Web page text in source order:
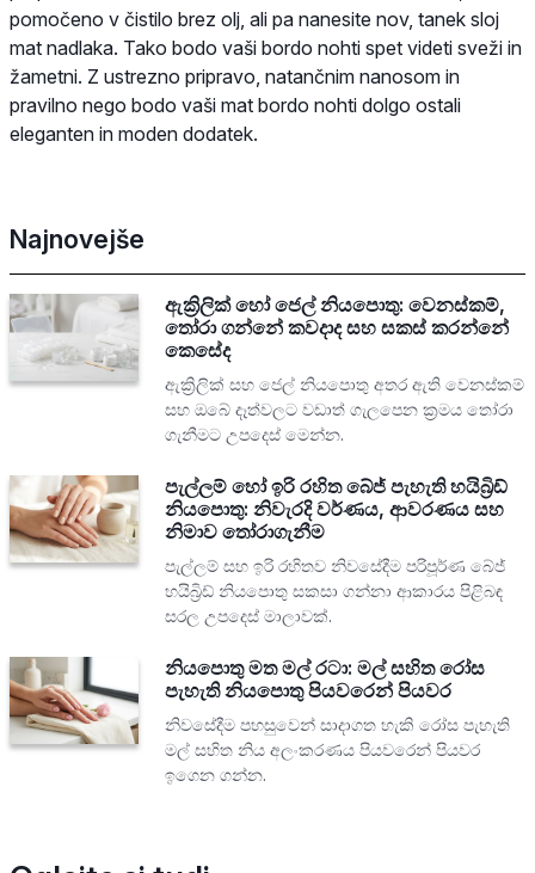
pomočeno v čistilo brez olj, ali pa nanesite nov, tanek sloj
mat nadlaka. Tako bodo vaši bordo nohti spet videti sveži in
žametni. Z ustrezno pripravo, natančnim nanosom in
pravilno nego bodo vaši mat bordo nohti dolgo ostali
eleganten in moden dodatek.
Najnovejše
ඇක්‍රිලික් හෝ ජෙල් නියපොතු: වෙනස්කම්,
තෝරා ගන්නේ කවදාද සහ සකස් කරන්නේ
කෙසේද
ඇක්‍රිලික් සහ ජෙල් නියපොතු අතර ඇති වෙනස්කම්
සහ ඔබේ දෑත්වලට වඩාත් ගැලපෙන ක්‍රමය තෝරා
ගැනීමට උපදෙස් මෙන්න.
පැල්ලම් හෝ ඉරි රහිත බේජ් පැහැති හයිබ්‍රිඩ්
නියපොතු: නිවැරදි වර්ණය, ආවරණය සහ
නිමාව තෝරාගැනීම
පැල්ලම් සහ ඉරි රහිතව නිවසේදීම පරිපූර්ණ බේජ්
හයිබ්‍රිඩ් නියපොතු සකසා ගන්නා ආකාරය පිළිබඳ
සරල උපදෙස් මාලාවක්.
නියපොතු මත මල් රටා: මල් සහිත රෝස
පැහැති නියපොතු පියවරෙන් පියවර
නිවසේදීම පහසුවෙන් සාදාගත හැකි රෝස පැහැති
මල් සහිත නිය අලංකරණය පියවරෙන් පියවර
ඉගෙන ගන්න.